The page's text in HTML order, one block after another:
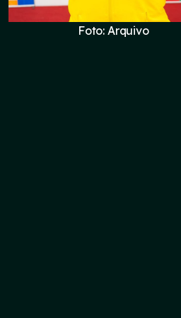
Foto: Arquivo